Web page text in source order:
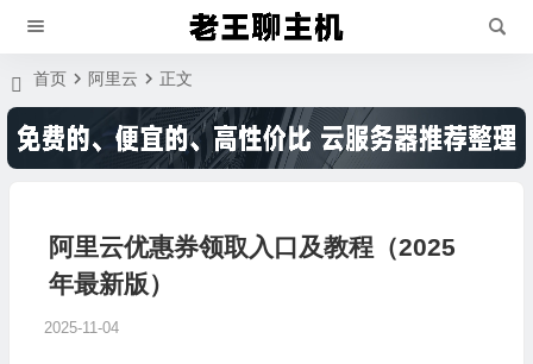
首页 阿里云 正文
阿里云优惠券领取入口及教程（2025
年最新版）
2025-11-04